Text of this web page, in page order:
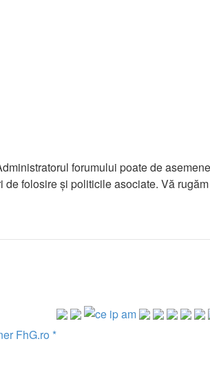
forumului poate de
folosire şi politicile asociate. Vă
FhG.ro *